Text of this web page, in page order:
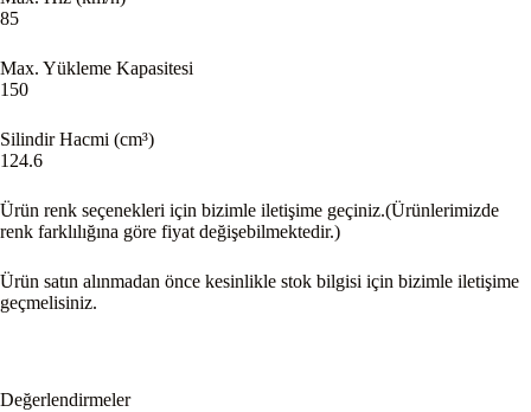
85
Max. Yükleme Kapasitesi
150
Silindir Hacmi (cm³)
124.6
Ürün renk seçenekleri için bizimle iletişime geçiniz.(Ürünlerimizde
renk farklılığına göre fiyat değişebilmektedir.)
Ürün satın alınmadan önce kesinlikle stok bilgisi için bizimle iletişime
geçmelisiniz.
Değerlendirmeler